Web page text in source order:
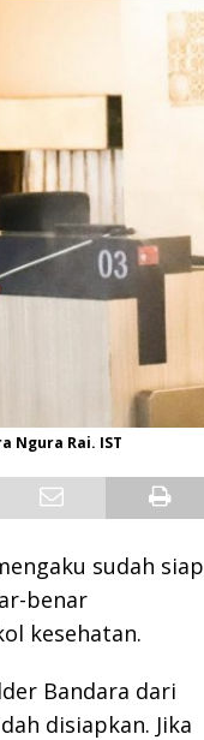
Ngura Rai. IST
sudah siap
benar
kesehatan.
Bandara dari
disiapkan. Jika